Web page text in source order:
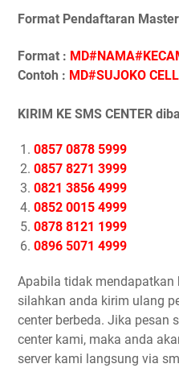
Format Pendaftaran
Format :
Contoh : MD#SUJOKO
KIRIM KE SMS CENTER
0857 0878 5999
0857 8271 3999
0821 3856 4999
0852 0015 4999
0878 8121 1999
0896 5071 4999
Apabila tidak mendapatkan
silahkan anda kirim ulang
center berbeda. Jika pesan
center kami, maka anda
server kami langsung via